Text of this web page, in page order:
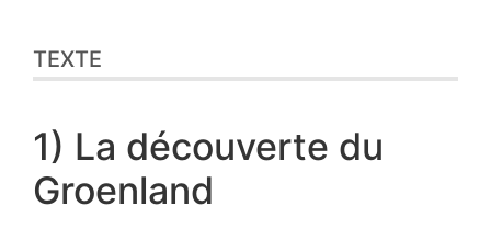
TEXTE
1) La découverte du
Groenland